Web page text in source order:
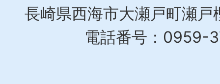
長崎県西海市大瀬戸町瀬
電話番号：0959-